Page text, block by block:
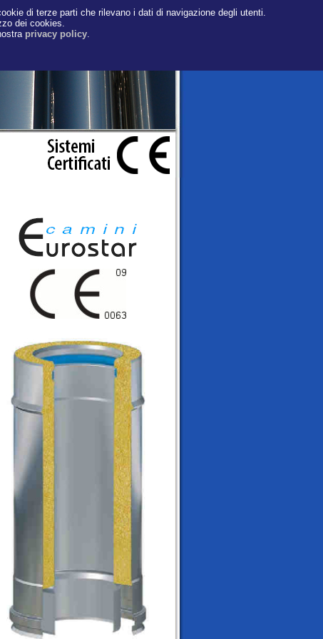
di terze parti che rilevano i dati di navigazione degli utenti.
dei cookies.
privacy policy.